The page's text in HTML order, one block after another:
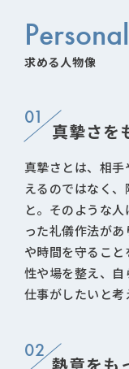
求める人物像
01
真摯さを
真摯さとは、相
えるのではなく
と。そのような
った礼儀作法が
や時間を守るこ
性や場を整え、
仕事がしたいと考
02